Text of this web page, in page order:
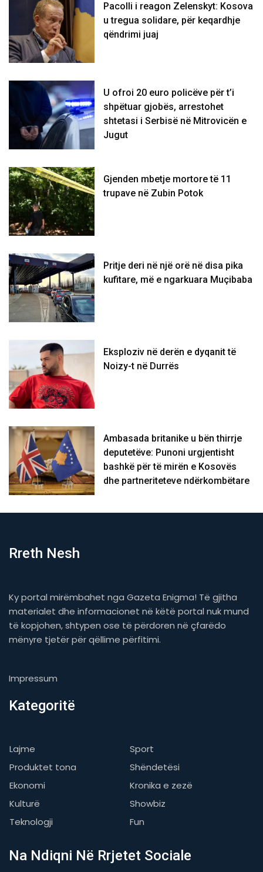
Pacolli i reagon Zelenskyt: Kosova
u tregua solidare, për keqardhje
qëndrimi juaj
U ofroi 20 euro policëve për t’i
shpëtuar gjobës, arrestohet
shtetasi i Serbisë në Mitrovicën e
Jugut
Gjenden mbetje mortore të 11
trupave në Zubin Potok
Pritje deri në një orë në disa pika
kufitare, më e ngarkuara Muçibaba
Eksploziv në derën e dyqanit të
Noizy-t në Durrës
Ambasada britanike u bën thirrje
deputetëve: Punoni urgjentisht
bashkë për të mirën e Kosovës
dhe partneriteteve ndërkombëtare
Rreth Nesh
Ky portal mirëmbahet nga Gazeta Enigma! Të gjitha
materialet dhe informacionet në këtë portal nuk mund
të kopjohen, shtypen ose të përdoren në çfarëdo
mënyre tjetër për qëllime përfitimi.
Impressum
Kategoritë
Lajme
Sport
Produktet tona
Shëndetësi
Ekonomi
Kronika e zezë
Kulturë
Showbiz
Teknologji
Fun
Na Ndiqni Në Rrjetet Sociale